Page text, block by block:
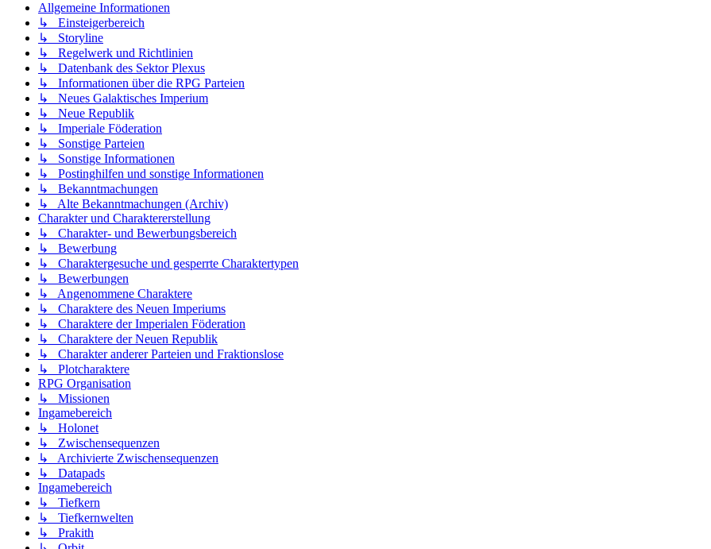
Allgemeine Informationen
↳ Einsteigerbereich
↳ Storyline
↳ Regelwerk und Richtlinien
↳ Datenbank des Sektor Plexus
↳ Informationen über die RPG Parteien
↳ Neues Galaktisches Imperium
↳ Neue Republik
↳ Imperiale Föderation
↳ Sonstige Parteien
↳ Sonstige Informationen
↳ Postinghilfen und sonstige Informationen
↳ Bekanntmachungen
↳ Alte Bekanntmachungen (Archiv)
Charakter und Charaktererstellung
↳ Charakter- und Bewerbungsbereich
↳ Bewerbung
↳ Charaktergesuche und gesperrte Charaktertypen
↳ Bewerbungen
↳ Angenommene Charaktere
↳ Charaktere des Neuen Imperiums
↳ Charaktere der Imperialen Föderation
↳ Charaktere der Neuen Republik
↳ Charakter anderer Parteien und Fraktionslose
↳ Plotcharaktere
RPG Organisation
↳ Missionen
Ingamebereich
↳ Holonet
↳ Zwischensequenzen
↳ Archivierte Zwischensequenzen
↳ Datapads
Ingamebereich
↳ Tiefkern
↳ Tiefkernwelten
↳ Prakith